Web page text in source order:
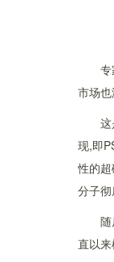
市场
现,即
性的
分子
直以